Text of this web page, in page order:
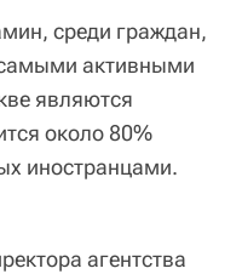
среди граждан,
активными
являются
около 80%
иностранцами.
агентства